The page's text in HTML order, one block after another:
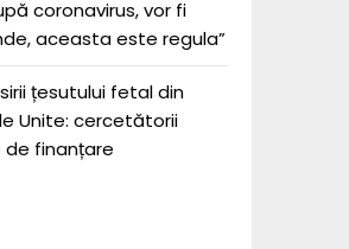
coronavirus, vor fi
aceasta este regula”
țesutului fetal din
Unite: cercetătorii
finanțare